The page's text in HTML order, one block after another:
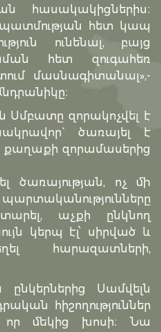
հասակակիցներիս։
հետ կապ
ունենալ, բայց
հետ զուգահեռ
մասնագիտանալ»,-
Սմբատը զորակոչվել է
ծառայել է
քաղաքի զորամասերից
ծառայության, ոչ մի
աչքի ընկնող
կերպ էլ՝ սիրված և
հարազատների,
Սամվելն
հիշողություններ
որ մեկից խոսի։ Նա